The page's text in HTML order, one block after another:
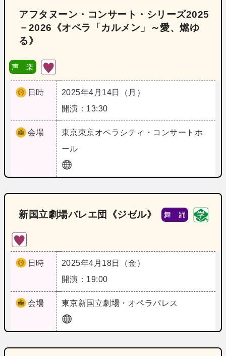
アフタヌーン・コンサート・シリーズ2025
－2026《オペラ「カルメン」～愛、燃ゆ
る》
声 楽
日時
2025年4月14日（月）
開演：13:30
会場 東京東京オペラシティ・コンサートホ
ール
新国立劇場バレエ団《ジゼル》 舞 踊
日時
2025年4月18日（金）
開演：19:00
会場 東京新国立劇場・オペラパレス